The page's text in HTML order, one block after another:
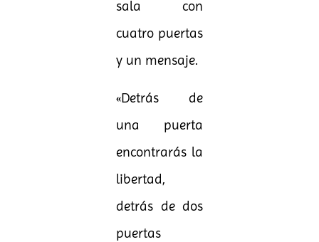
sala con
cuatro puertas
y un mensaje.
«Detrás de
una puerta
encontrarás la
libertad,
detrás de dos
puertas